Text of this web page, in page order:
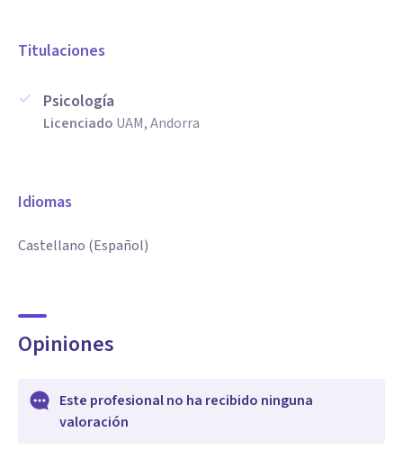
Titulaciones
Psicología
Licenciado UAM, Andorra
Idiomas
Castellano (Español)
Opiniones
Este profesional no ha recibido ninguna
valoración